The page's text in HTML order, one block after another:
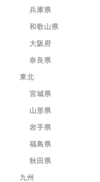
兵庫県
和歌山県
大阪府
奈良県
東北
宮城県
山形県
岩手県
福島県
秋田県
九州